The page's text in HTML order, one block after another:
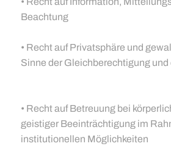
Beachtung
• Recht auf Privatsphäre und
Sinne der Gleichberechtigung und
• Recht auf Betreuung bei
geistiger Beeinträchtigung im
institutionellen Möglichkeiten